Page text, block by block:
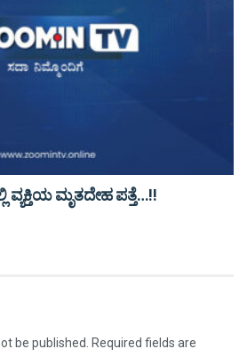
ಮೃತದೇಹ ಪತ್ತೆ…!!
be published. Required fields are